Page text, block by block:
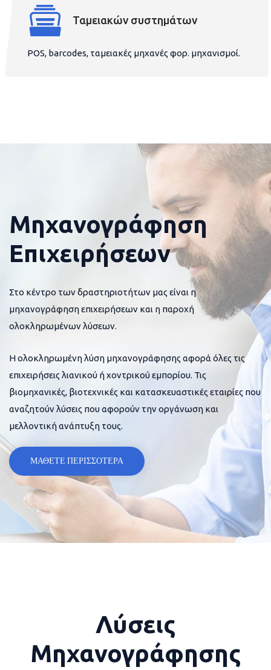
Ταμειακών συστημάτων
POS, barcodes, ταμειακές μηχανές φορ. μηχανισμοί.
Μηχανογράφηση
Επιχειρήσεων
Στο κέντρο των δραστηριοτήτων μας είναι η
μηχανογράφηση επιχειρήσεων και η παροχή
ολοκληρωμένων λύσεων.
Η ολοκληρωμένη λύση μηχανογράφησης αφορά όλες τις
επιχειρήσεις λιανικού ή χοντρικού εμπορίου. Τις
βιομηχανικές, βιοτεχνικές και κατασκευαστικές εταιρίες που
αναζητούν λύσεις που αφορούν την οργάνωση και
μελλοντική ανάπτυξη τους.
ΜΑΘΕΤΕ ΠΕΡΙΣΣΟΤΕΡΑ
Λύσεις
Μηχανογράφησης